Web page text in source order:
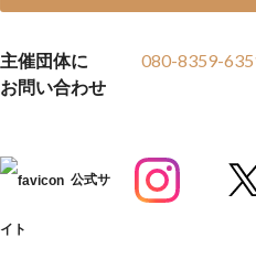
主催団体に
お問い合わせ
080-8359-
公式サ
イト